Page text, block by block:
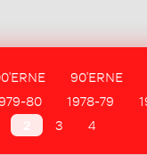
90'ERNE
80
1978-79
3 4